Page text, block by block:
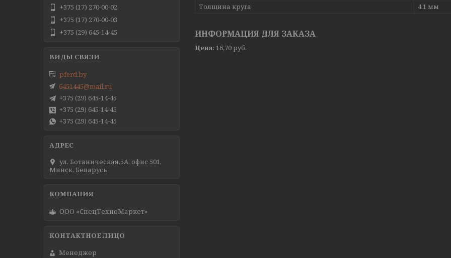
Толщина круга
4.1 мм
ИНФОРМАЦИЯ ДЛЯ ЗАКАЗА
Цена: 16,70 руб.
+375 (17) 270-00-02
+375 (17) 270-00-03
+375 (29) 645-14-45
pferd.by
6451445@mail.ru
+375 (29) 645-14-45
+375 (29) 645-14-45
+375 (29) 645-14-45
ул. Ботаническая,5А, офис 501,
Минск, Беларусь
ООО «СпецТехноМаркет»
Менеджер